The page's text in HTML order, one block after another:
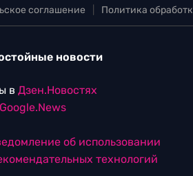
соглашение Политика
новости
в Дзен.Новостях
Google.News
об использовании
технологий